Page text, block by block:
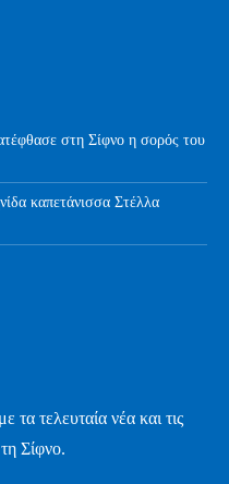
στη Σίφνο η σορός του
καπετάνισσα Στέλλα
τα τελευταία νέα και τις
Σίφνο.